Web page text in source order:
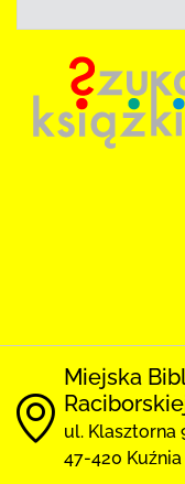
Miejska
ul. Klasztorna
47-420